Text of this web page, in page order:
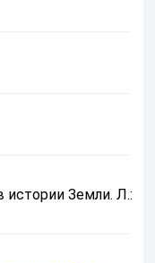
истории Земли. Л.: